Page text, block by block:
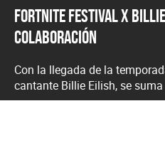
Fortnite Festival x
Colaboración
Con la llegada de la
cantante Billie Eilish, se